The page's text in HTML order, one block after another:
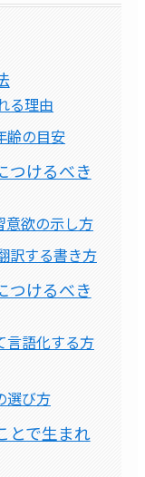
る理由
齢の目安
つけるべき
意欲の示し方
訳する書き方
つけるべき
言語化する方
選び方
とで生まれ